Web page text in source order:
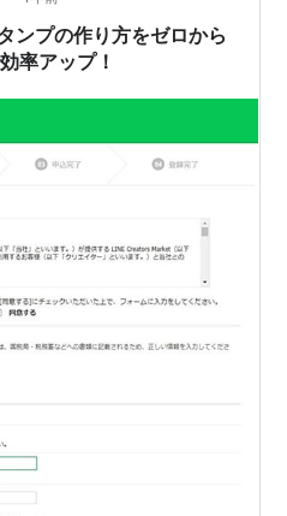
ンプの作り方をゼロから
率アップ！